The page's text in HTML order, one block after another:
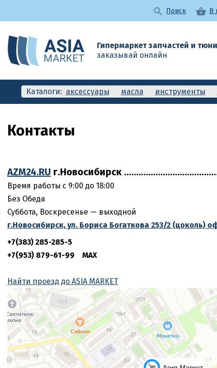
Поиск В
Гипермаркет запчастей и
заказывай онлайн
Каталоги: аксессуары масла инструменты
Контакты
AZM24.RU г.Новосибирск
Время работы с 9:00 до 18:00
Без Обеда
Суббота, Воскресенье — выходной
г.Новосибирск, ул. Бориса Богаткова 253/2 (цоколь)
+7(383) 285-285-5
+7(953) 879-61-99 MAX
Найти проезд до ASIA MARKET